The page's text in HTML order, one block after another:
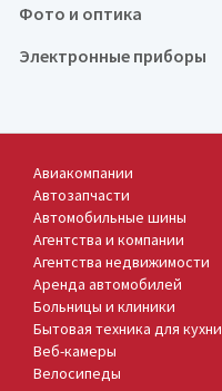
Фото и оптика
Электронные приборы
Авиакомпании
Автозапчасти
Автомобильные шины
Агентства и компании
Агентства недвижимости
Аренда автомобилей
Больницы и клиники
Бытовая техника для кухни
Веб-камеры
Велосипеды